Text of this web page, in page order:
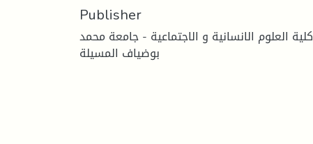
Publisher
كلية العلوم الانسانية و الاجتماعية - جامعة محمد
بوضياف المسيلة